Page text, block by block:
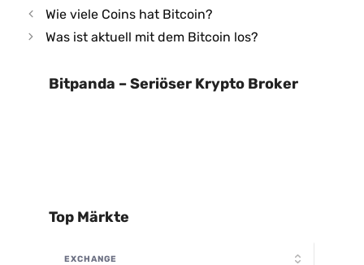
Wie viele Coins hat Bitcoin?
Was ist aktuell mit dem Bitcoin los?
Bitpanda – Seriöser Krypto Broker
Top Märkte
EXCHANGE